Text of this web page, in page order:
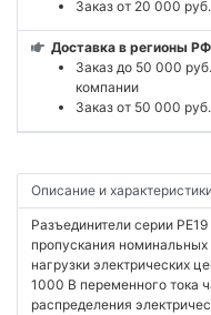
Заказ от 20 000
Доставка в регионы РФ
Заказ до 50 000
компании
Заказ от 50 000
Описание и
Разъединители серии
пропускания
нагрузки электрических
1000 В переменного тока
распределения